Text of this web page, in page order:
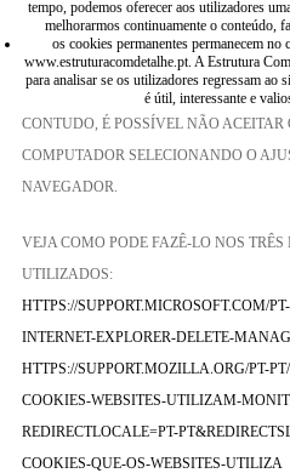
tempo, podemos oferecer aos utilizadores
melhorarmos continuamente o conteúdo,
os cookies permanentes permanecem
www.estruturacomdetalhe.pt. A Estrutura
para analisar se os utilizadores regressam ao
é útil, interessante e
CONTUDO, É POSSÍVEL NÃO ACEITAR
COMPUTADOR SELECIONANDO O
NAVEGADOR.
VEJA COMO PODE FAZÊ-LO NOS
UTILIZADOS:
HTTPS://SUPPORT.MICROSOFT.COM/
INTERNET-EXPLORER-DELETE-
HTTPS://SUPPORT.MOZILLA.ORG/PT-
COOKIES-WEBSITES-UTILIZAM-
REDIRECTLOCALE=PT-
COOKIES-QUE-OS-WEBSITES-UTILIZA